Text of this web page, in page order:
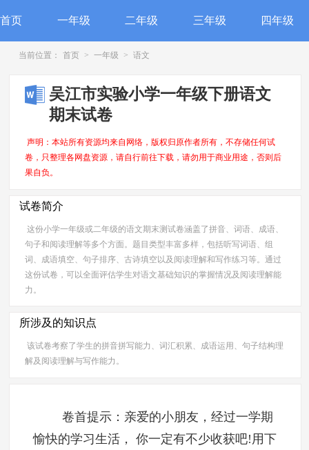
首页 一年级 二年级 三年级 四年级
当前位置： 首页 > 一年级 > 语文
吴江市实验小学一年级下册语文
期末试卷
声明：本站所有资源均来自网络，版权归原作者所有，不存储任何试
卷，只整理各网盘资源，请自行前往下载，请勿用于商业用途，否则后
果自负。
试卷简介
这份小学一年级或二年级的语文期末测试卷涵盖了拼音、词语、成语、
句子和阅读理解等多个方面。题目类型丰富多样，包括听写词语、组
词、成语填空、句子排序、古诗填空以及阅读理解和写作练习等。通过
这份试卷，可以全面评估学生对语文基础知识的掌握情况及阅读理解能
力。
所涉及的知识点
该试卷考察了学生的拼音拼写能力、词汇积累、成语运用、句子结构理
解及阅读理解与写作能力。
卷首提示：亲爱的小朋友，经过一学期
愉快的学习生活， 你一定有不少收获吧!用下